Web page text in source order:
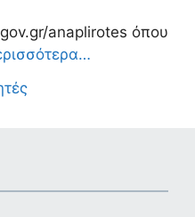
anaplirotes όπου